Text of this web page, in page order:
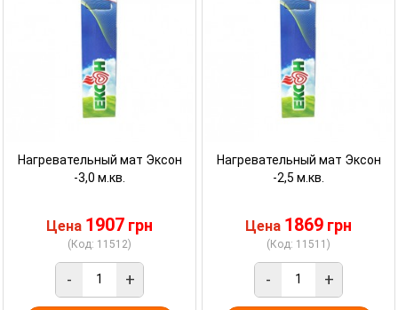
Нагревательный мат Эксон
-3,0 м.кв.
Цена 1907 грн
(Код: 11512)
- +
Нагревательный мат Эксон
-2,5 м.кв.
Цена 1869 грн
(Код: 11511)
- +